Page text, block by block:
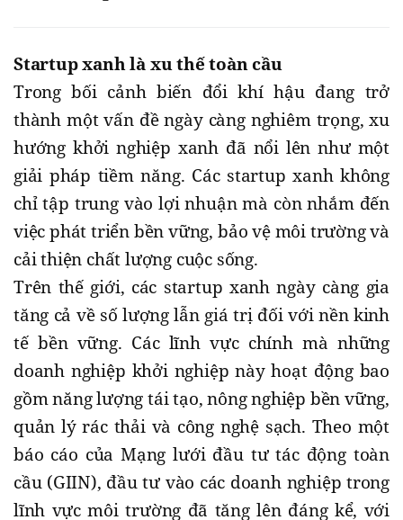
Startup xanh là xu thế toàn cầu
Trong bối cảnh biến đổi khí hậu đang trở
thành một vấn đề ngày càng nghiêm trọng, xu
hướng khởi nghiệp xanh đã nổi lên như một
giải pháp tiềm năng. Các startup xanh không
chỉ tập trung vào lợi nhuận mà còn nhắm đến
việc phát triển bền vững, bảo vệ môi trường và
cải thiện chất lượng cuộc sống.
Trên thế giới, các startup xanh ngày càng gia
tăng cả về số lượng lẫn giá trị đối với nền kinh
tế bền vững. Các lĩnh vực chính mà những
doanh nghiệp khởi nghiệp này hoạt động bao
gồm năng lượng tái tạo, nông nghiệp bền vững,
quản lý rác thải và công nghệ sạch. Theo một
báo cáo của Mạng lưới đầu tư tác động toàn
cầu (GIIN), đầu tư vào các doanh nghiệp trong
lĩnh vực môi trường đã tăng lên đáng kể, với